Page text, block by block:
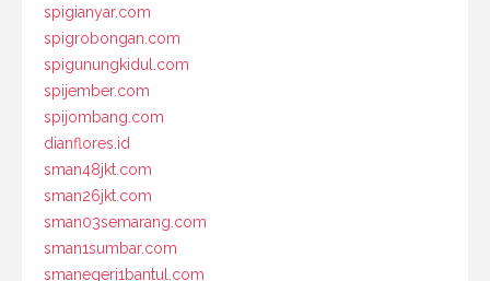
spigianyar.com
spigrobongan.com
spigunungkidul.com
spijember.com
spijombang.com
dianflores.id
sman48jkt.com
sman26jkt.com
sman03semarang.com
sman1sumbar.com
smanegeri1bantul.com